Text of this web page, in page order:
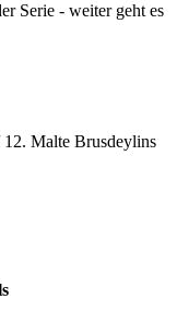
Serie - weiter geht es
Malte Brusdeylins